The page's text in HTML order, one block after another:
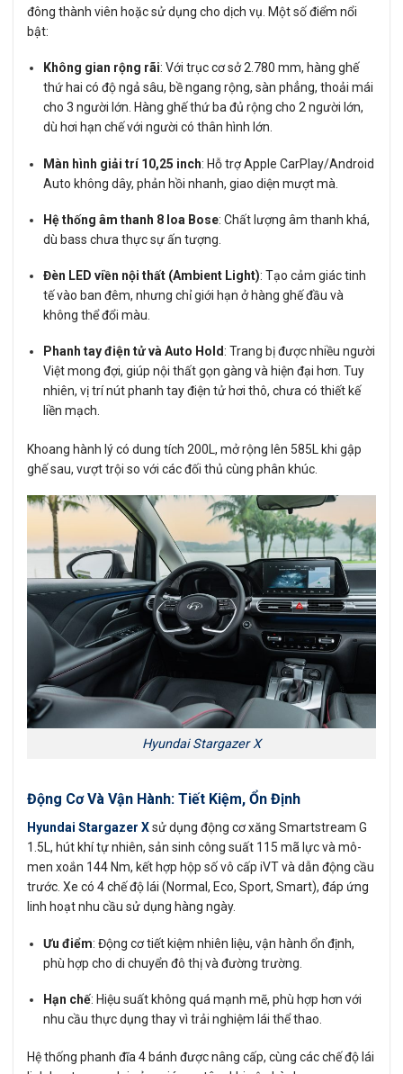
đông thành viên hoặc sử dụng cho dịch vụ. Một số điểm nổi
bật:
Không gian rộng rãi: Với trục cơ sở 2.780 mm, hàng ghế
thứ hai có độ ngả sâu, bề ngang rộng, sàn phẳng, thoải mái
cho 3 người lớn. Hàng ghế thứ ba đủ rộng cho 2 người lớn,
dù hơi hạn chế với người có thân hình lớn.
Màn hình giải trí 10,25 inch: Hỗ trợ Apple CarPlay/Android
Auto không dây, phản hồi nhanh, giao diện mượt mà.
Hệ thống âm thanh 8 loa Bose: Chất lượng âm thanh khá,
dù bass chưa thực sự ấn tượng.
Đèn LED viền nội thất (Ambient Light): Tạo cảm giác tinh
tế vào ban đêm, nhưng chỉ giới hạn ở hàng ghế đầu và
không thể đổi màu.
Phanh tay điện tử và Auto Hold: Trang bị được nhiều người
Việt mong đợi, giúp nội thất gọn gàng và hiện đại hơn. Tuy
nhiên, vị trí nút phanh tay điện tử hơi thô, chưa có thiết kế
liền mạch.
Khoang hành lý có dung tích 200L, mở rộng lên 585L khi gập
ghế sau, vượt trội so với các đối thủ cùng phân khúc.
Hyundai Stargazer X
Động Cơ Và Vận Hành: Tiết Kiệm, Ổn Định
Hyundai Stargazer Xsử dụng động cơ xăng Smartstream G
1.5L, hút khí tự nhiên, sản sinh công suất 115 mã lực và mô-
men xoắn 144 Nm, kết hợp hộp số vô cấp iVT và dẫn động cầu
trước. Xe có 4 chế độ lái (Normal, Eco, Sport, Smart), đáp ứng
linh hoạt nhu cầu sử dụng hàng ngày.
Ưu điểm: Động cơ tiết kiệm nhiên liệu, vận hành ổn định,
phù hợp cho di chuyển đô thị và đường trường.
Hạn chế: Hiệu suất không quá mạnh mẽ, phù hợp hơn với
nhu cầu thực dụng thay vì trải nghiệm lái thể thao.
Hệ thống phanh đĩa 4 bánh được nâng cấp, cùng các chế độ lái